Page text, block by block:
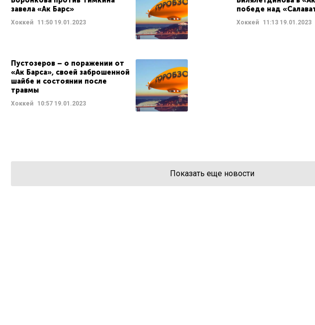
завела «Ак Барс»
Хоккей 11:50 19.01.2023
победе над
Хоккей 11:1319.01.2023
Пустозеров – о поражении от
«Ак Барса», своей заброшенной
шайбе и состоянии после
травмы
Хоккей 10:57 19.01.2023
Показать еще новости